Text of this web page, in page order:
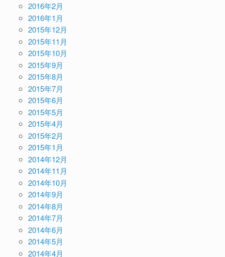
2016年2月
2016年1月
2015年12月
2015年11月
2015年10月
2015年9月
2015年8月
2015年7月
2015年6月
2015年5月
2015年4月
2015年2月
2015年1月
2014年12月
2014年11月
2014年10月
2014年9月
2014年8月
2014年7月
2014年6月
2014年5月
2014年4月